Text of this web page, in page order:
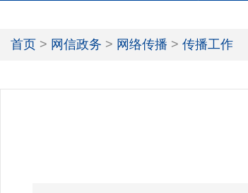
首页 > 网信政务 > 网络传播 > 传播工作